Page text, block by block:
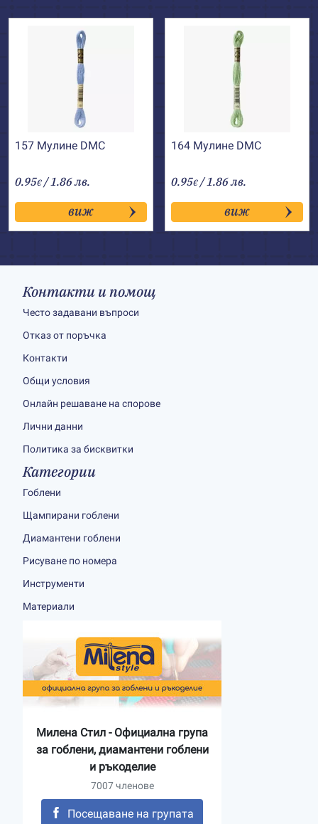
157 Мулине DMC
0.95€ / 1.86 лв.
виж
164 Мулине DMC
0.95€ / 1.86 лв.
виж
Контакти и помощ
Често задавани въпроси
Отказ от поръчка
Контакти
Общи условия
Онлайн решаване на спорове
Лични данни
Политика за бисквитки
Категории
Гоблени
Щампирани гоблени
Диамантени гоблени
Рисуване по номера
Инструменти
Материали
Милена Стил - Официална група
за гоблени, диамантени гоблени
и ръкоделие
7007 членове
Посещаване на групата